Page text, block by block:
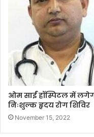
ओम साईं हॉस्पिटल में
निःशुल्क हृदय रोग शिविर
November 15, 2022